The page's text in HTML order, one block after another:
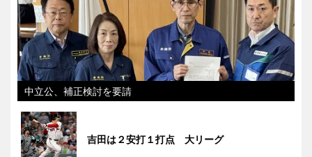
中立公、補正検討を要請
吉田は２安打１打点 大リーグ